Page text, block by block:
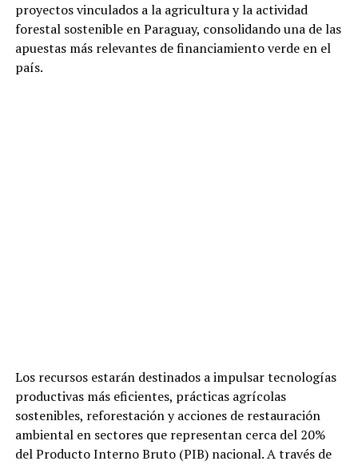
proyectos vinculados a la agricultura y la actividad
forestal sostenible en Paraguay, consolidando una de las
apuestas más relevantes de financiamiento verde en el
país.
Los recursos estarán destinados a impulsar tecnologías
productivas más eficientes, prácticas agrícolas
sostenibles, reforestación y acciones de restauración
ambiental en sectores que representan cerca del 20%
del Producto Interno Bruto (PIB) nacional. A través de